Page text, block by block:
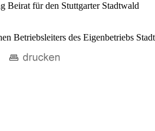
Beirat für den Stuttgarter Stadtwald
Betriebsleiters des Eigenbetriebs